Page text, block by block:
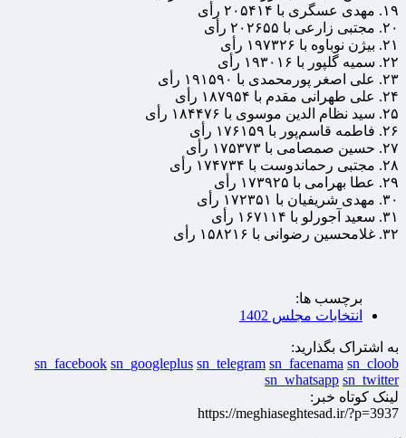
۱۹. مهدی عسگری با ۲۰۵۴۱۴ رأی
۲۰. مجتبی زارعی با
رأی
۲۱. بیژن نوباوه با
رأی
۲۲. سمیه گلپور با
رأی
۲۳. علی اصغر پورمحمدی با
رأی
۲۴. علی طهرانی مقدم با
رأی
۲۵. سید نظام الدین موسوی با
رأی
۲۶. فاطمه قاسم‌پور با
رأی
۲۷. حسین صمصامی با
رأی
۲۸. مجتبی رحماندوست با
رأی
۲۹. عطا بهرامی با
رأی
۳۰. مهدی شریفیان با
رأی
۳۱. سعید آجورلو با
رأی
۳۲. غلامحسین رضوانی با
رأی
برچسب ها:
انتخابات مجلس 1402
به اشتراک بگذارید:
sn_facebook sn_googleplus sn_telegram sn_facenama sn_cloob
sn_whatsapp sn_twitter
لینک کوتاه خبر:
https://meghiaseghtesad.ir/?p=3937